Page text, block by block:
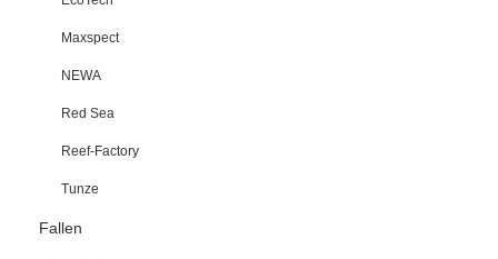
Maxspect
NEWA
Red Sea
Reef-Factory
Tunze
Fallen